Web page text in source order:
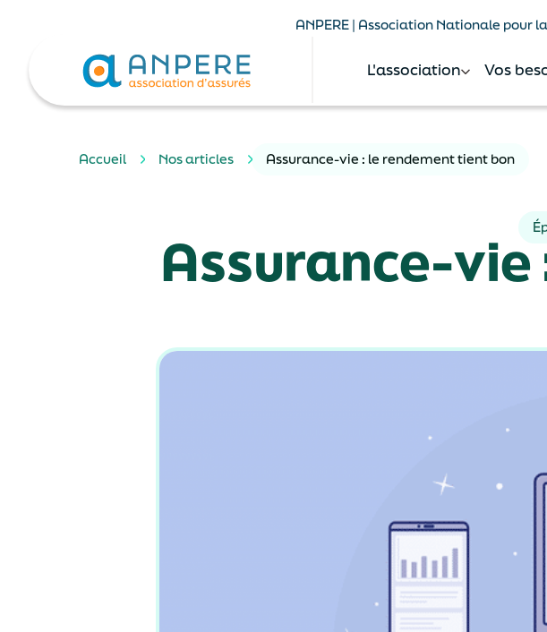
ANPERE | Association Nationale pour
L'association Vos
Accueil Nos articles Assurance-vie : le rendement tient bon
Assurance-